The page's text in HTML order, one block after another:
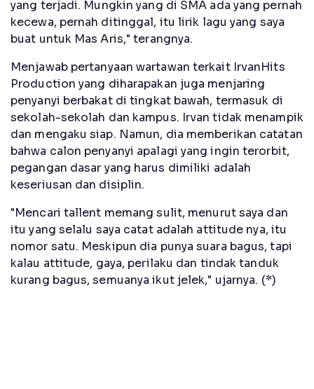
yang terjadi. Mungkin yang di SMA ada yang pernah
kecewa, pernah ditinggal, itu lirik lagu yang saya
buat untuk Mas Aris," terangnya.
Menjawab pertanyaan wartawan terkait IrvanHits
Production yang diharapakan juga menjaring
penyanyi berbakat di tingkat bawah, termasuk di
sekolah-sekolah dan kampus. Irvan tidak menampik
dan mengaku siap. Namun, dia memberikan catatan
bahwa calon penyanyi apalagi yang ingin terorbit,
pegangan dasar yang harus dimiliki adalah
keseriusan dan disiplin.
"Mencari tallent memang sulit, menurut saya dan
itu yang selalu saya catat adalah attitude nya, itu
nomor satu. Meskipun dia punya suara bagus, tapi
kalau attitude, gaya, perilaku dan tindak tanduk
kurang bagus, semuanya ikut jelek," ujarnya. (*)